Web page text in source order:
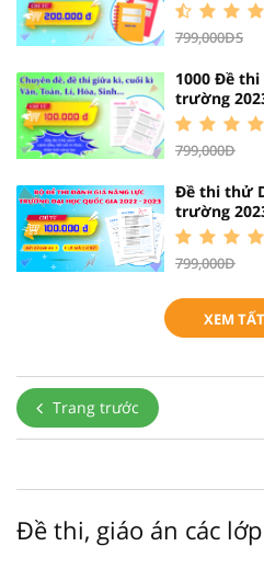
799,000ĐS
1000 Đề thi
trường
799,000Đ
Đề thi thử
trường
799,000Đ
XEM
Trang trước
Đề thi, giáo án các